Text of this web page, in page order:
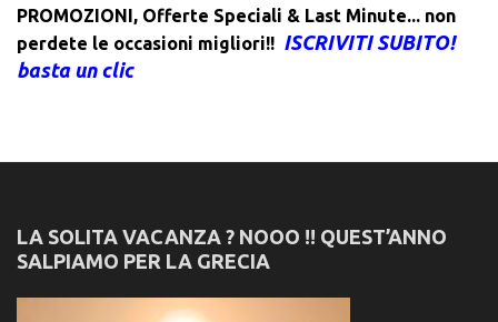
PROMOZIONI, Offerte Speciali & Last Minute... non
perdete le occasioni migliori!! ISCRIVITI SUBITO!
basta un clic
LA SOLITA VACANZA ? NOOO !! QUEST’ANNO
SALPIAMO PER LA GRECIA